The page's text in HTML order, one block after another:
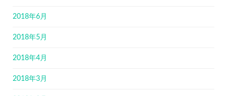
2018年6月
2018年5月
2018年4月
2018年3月